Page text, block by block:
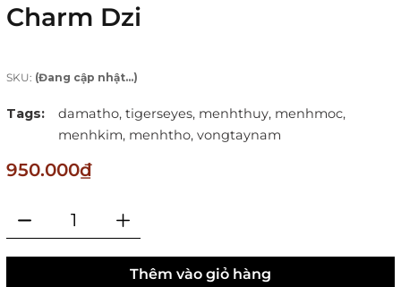
Charm Dzi
SKU: (Đang cập nhật...)
Tags: damatho, tigerseyes, menhthuy, menhmoc,
menhkim, menhtho, vongtaynam
950.000₫
Thêm vào giỏ hàng